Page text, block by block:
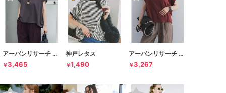
アーバンリサーチ ドアーズ
￥3,465
神戸レタス
￥1,490
アーバンリサーチ ドアーズ
￥3,267